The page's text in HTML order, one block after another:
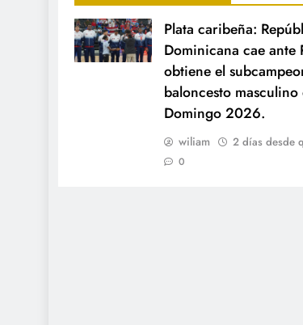
Plata caribeña:
Dominicana cae ante
obtiene el
baloncesto masculino
Domingo 2026.
wiliam 2 días desde
0